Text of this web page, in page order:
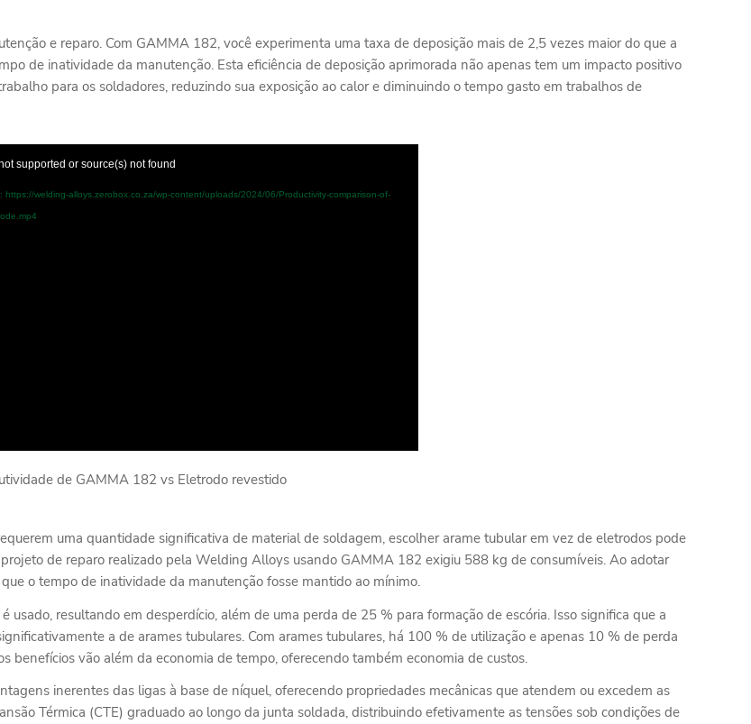
e reparo. Com GAMMA 182, você experimenta uma taxa de deposição mais de 2,5 vezes maior do que a
de inatividade da manutenção. Esta eficiência de deposição aprimorada não apenas tem um impacto positivo
para os soldadores, reduzindo sua exposição ao calor e diminuindo o tempo gasto em trabalhos de
supported or source(s) not found
https://welding-alloys.zerobox.co.za/wp-content/uploads/2024/06/Productivity-comparison-of-
de GAMMA 182 vs Eletrodo revestido
uma quantidade significativa de material de soldagem, escolher arame tubular em vez de eletrodos pode
de reparo realizado pela Welding Alloys usando GAMMA 182 exigiu 588 kg de consumíveis. Ao adotar
o tempo de inatividade da manutenção fosse mantido ao mínimo.
resultando em desperdício, além de uma perda de 25 % para formação de escória. Isso significa que a
a de arames tubulares. Com arames tubulares, há 100 % de utilização e apenas 10 % de perda
benefícios vão além da economia de tempo, oferecendo também economia de custos.
inerentes das ligas à base de níquel, oferecendo propriedades mecânicas que atendem ou excedem as
Térmica (CTE) graduado ao longo da junta soldada, distribuindo efetivamente as tensões sob condições de